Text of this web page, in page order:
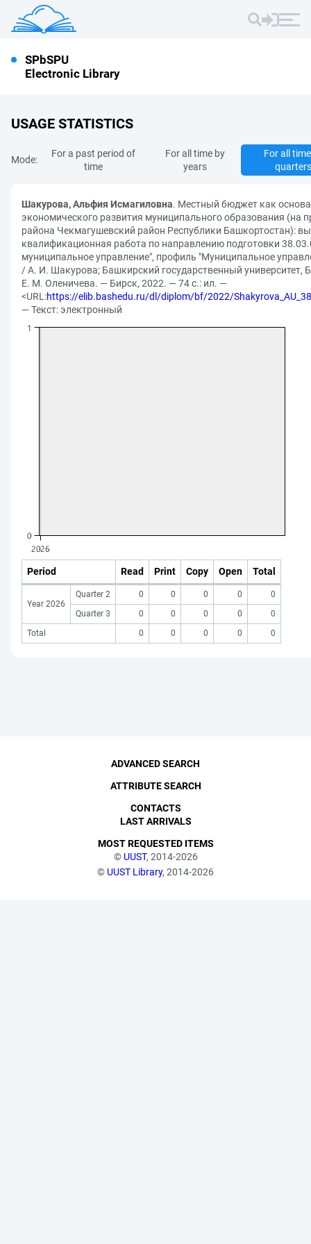
SPbSPU
Electronic Library
USAGE STATISTICS
Mode:
For a past period of
time
For all time by
years
For all
Шакурова, Альфия Исмагиловна. Местный бюджет как
экономического развития муниципального образования (на
района Чекмагушевский район Республики Башкортостан):
квалификационная работа по направлению подготовки
муниципальное управление", профиль "Муниципальное
/ А. И. Шакурова; Башкирский государственный университет,
Е. М. Оленичева. — Бирск, 2022. — 74 с.: ил. —
<URL:https://elib.bashedu.ru/dl/diplom/bf/2022/
— Текст: электронный
Period Read Print Copy Open Total
Year 2026
Quarter 2 0 0 0 0
0
Quarter 3
0 0 0 0
0
Total
0 0 0 0 0
© UUST, 2014-2026
© UUST Library, 2014-2026
ADVANCED SEARCH
ATTRIBUTE SEARCH
CONTACTS
LAST ARRIVALS
MOST REQUESTED ITEMS